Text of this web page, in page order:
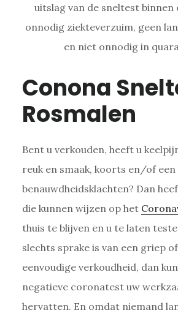
uitslag van de sneltest binnen
onnodig ziekteverzuim, geen
en niet onnodig in
Conona
Rosmalen
Bent u verkouden, heeft u
reuk en smaak, koorts en/of een
benauwdheidsklachten? Dan
die kunnen wijzen op het
thuis te blijven en u te laten
slechts sprake is van een griep
eenvoudige verkoudheid, dan
negatieve coronatest uw
hervatten. En omdat niemand